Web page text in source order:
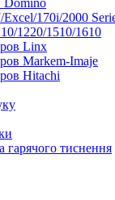
Domino
170i/2000
1220/1510/1610
Linx
Markem-Imaje
Hitachi
гарячого тиснення